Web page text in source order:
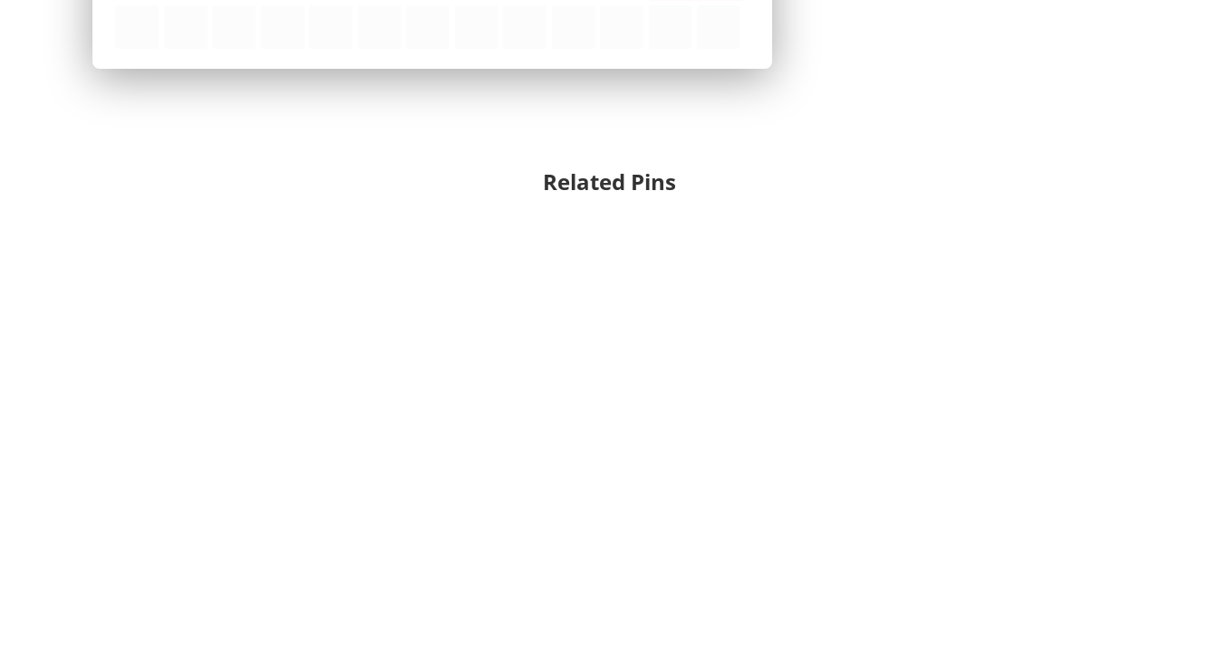
Related Pins